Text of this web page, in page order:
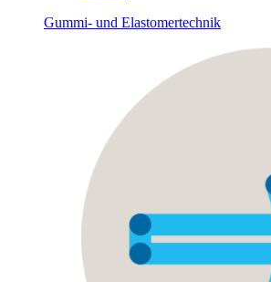
Gummi- und Elastomertechnik